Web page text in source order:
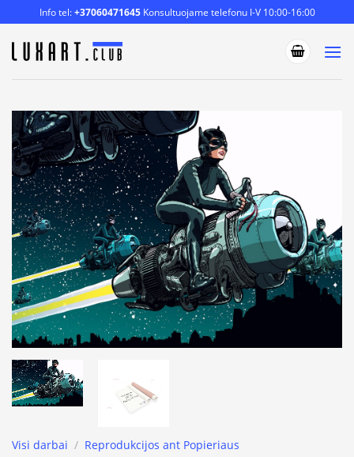
to
content
Info tel:+37060471645Konsultuojame telefonu I-V 10:00-16:00
Visi darbai / Reprodukcijos ant Popieriaus